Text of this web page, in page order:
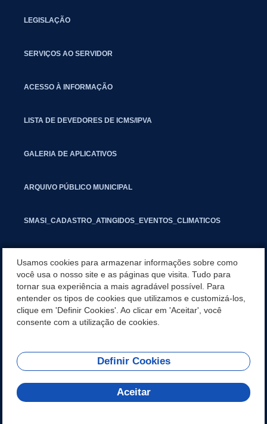
LEGISLAÇÃO
SERVIÇOS AO SERVIDOR
ACESSO À INFORMAÇÃO
LISTA DE DEVEDORES DE ICMS/IPVA
GALERIA DE APLICATIVOS
ARQUIVO PÚBLICO MUNICIPAL
SMASI_CADASTRO_ATINGIDOS_EVENTOS_CLIMATICOS
INFORMATIVO PIT
SEGUNDA VIA IPTU
REDES SOCIAIS
Usamos cookies para armazenar informações sobre como
você usa o nosso site e as páginas que visita. Tudo para
tornar sua experiência a mais agradável possível. Para
entender os tipos de cookies que utilizamos e customizá-los,
clique em 'Definir Cookies'. Ao clicar em 'Aceitar', você
consente com a utilização de cookies.
Definir Cookies
Aceitar